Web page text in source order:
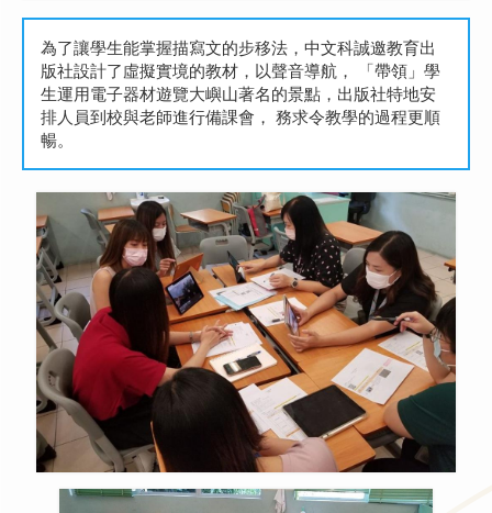
為了讓學生能掌握描寫文的步移法，中文科誠邀教育出
版社設計了虛擬實境的教材，以聲音導航， 「帶領」學
生運用電子器材遊覽大嶼山著名的景點，出版社特地安
排人員到校與老師進行備課會， 務求令教學的過程更順
暢。